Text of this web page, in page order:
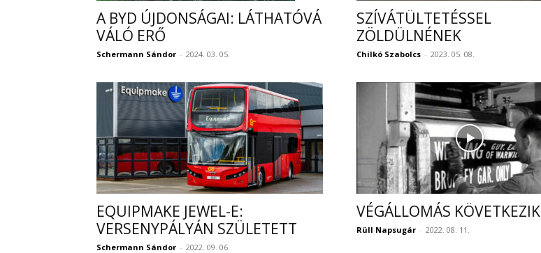
A BYD ÚJDONSÁGAI: LÁTHATÓVÁ
VÁLÓ ERŐ
Schermann Sándor - 2024. 03. 05.
SZÍVÁTÜLTETÉSSEL
ZÖLDÜLNÉNEK
Chilkó Szabolcs - 2023. 05. 08.
EQUIPMAKE JEWEL-E:
VERSENYPÁLYÁN SZÜLETETT
Schermann Sándor - 2022. 09. 06.
VÉGÁLLOMÁS KÖVETKEZIK
Rüll Napsugár - 2022. 08. 11.